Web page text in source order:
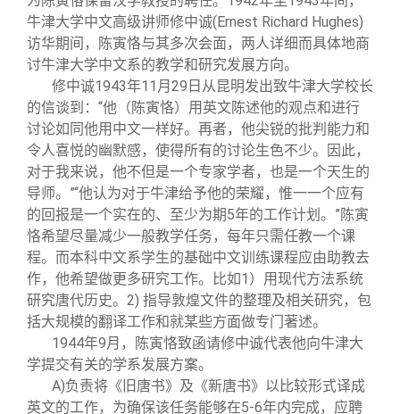
牛津大学中文高级讲师修中诚(Ernest Richard Hughes)
访华期间，陈寅恪与其多次会面，两人详细而具体地商
讨牛津大学中文系的教学和研究发展方向。
修中诚1943年11月29日从昆明发出致牛津大学校长
的信谈到：“他（陈寅恪）用英文陈述他的观点和进行
讨论如同他用中文一样好。再者，他尖锐的批判能力和
令人喜悦的幽默感，使得所有的讨论生色不少。因此，
对于我来说，他不但是一个专家学者，也是一个天生的
导师。”“他认为对于牛津给予他的荣耀，惟一一个应有
的回报是一个实在的、至少为期5年的工作计划。”陈寅
恪希望尽量减少一般教学任务，每年只需任教一个课
程。而本科中文系学生的基础中文训练课程应由助教去
作，他希望做更多研究工作。比如1）用现代方法系统
研究唐代历史。2) 指导敦煌文件的整理及相关研究，包
括大规模的翻译工作和就某些方面做专门著述。
1944年9月，陈寅恪致函请修中诚代表他向牛津大
学提交有关的学系发展方案。
A)负责将《旧唐书》及《新唐书》以比较形式译成
英文的工作，为确保该任务能够在5-6年内完成，应聘